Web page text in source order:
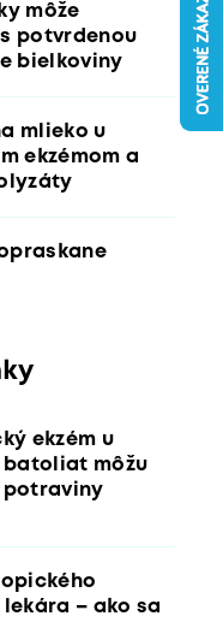
môže
potvrdenou
bielkoviny
mlieko u
ekzémom a
ekzém u
môžu
potraviny
lekára – ako sa